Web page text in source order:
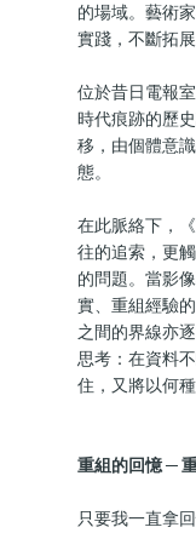
的場域。藝術
實踐，不斷拓
位於昔日電報
時代痕跡的歷
移，由個體意
態。
在此脈絡下，
往的追索，更
的問題。當影
實、重組經驗
之間的界線亦
思考：在資料
住，又將以何
重組的回憶 ─
只要我一直拿